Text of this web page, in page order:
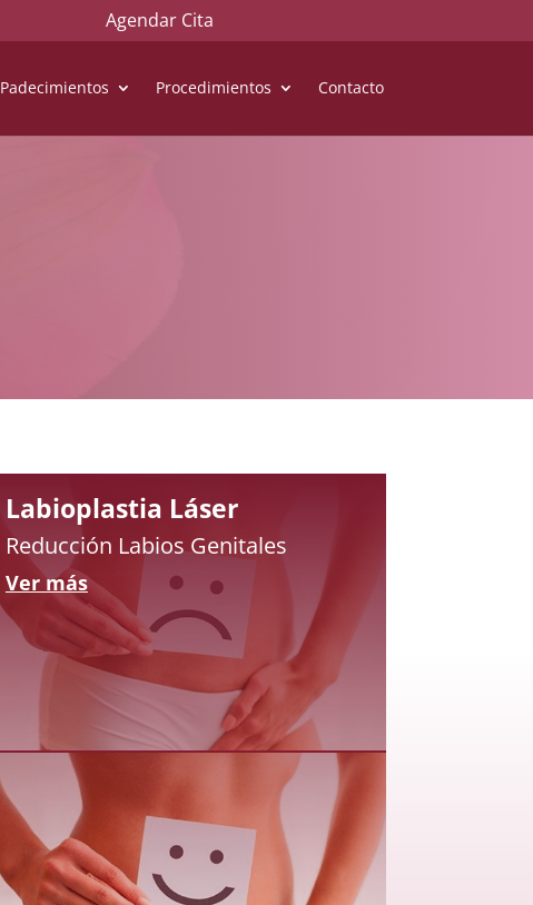
Agendar Cita
Padecimientos Procedimientos Contacto
Labioplastia Láser
Reducción Labios Genitales
Ver más